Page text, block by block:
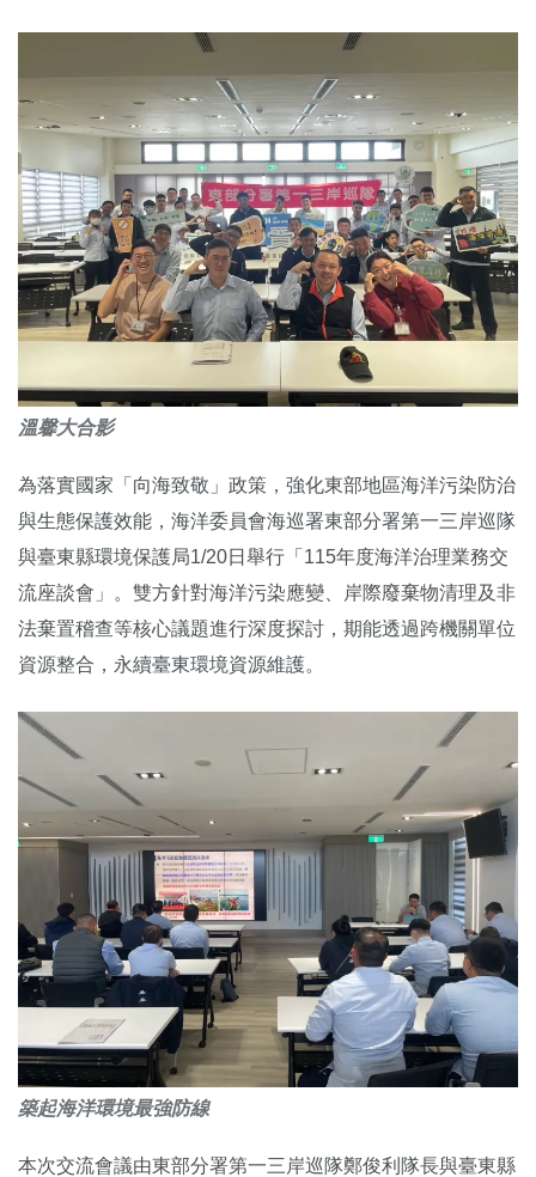
溫馨大合影
為落實國家「向海致敬」政策，強化東部地區海洋污染防治
與生態保護效能，海洋委員會海巡署東部分署第一三岸巡隊
與臺東縣環境保護局1/20日舉行「115年度海洋治理業務交
流座談會」。雙方針對海洋污染應變、岸際廢棄物清理及非
法棄置稽查等核心議題進行深度探討，期能透過跨機關單位
資源整合，永續臺東環境資源維護。
築起海洋環境最強防線
本次交流會議由東部分署第一三岸巡隊鄭俊利隊長與臺東縣